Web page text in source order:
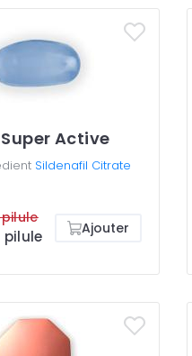
Active
Sildenafil Citrate
pilule Ajouter